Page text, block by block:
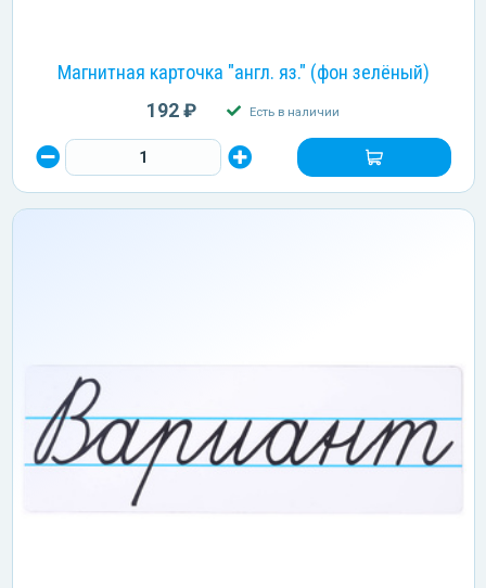
Магнитная карточка "англ. яз." (фон зелёный)
192 ₽ Есть в наличии